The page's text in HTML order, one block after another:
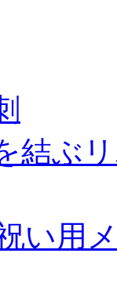
結ぶ
い用